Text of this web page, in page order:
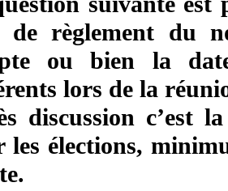
de règlement du
ou bien la
lors de la
discussion c’est
les élections,